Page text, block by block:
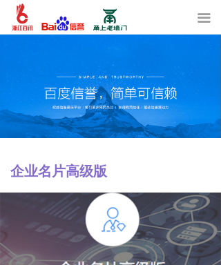
끀
企业名片高级版